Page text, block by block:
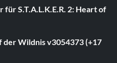
für S.T.A.L.K.E.R. 2: Heart of
der Wildnis v3054373 (+17